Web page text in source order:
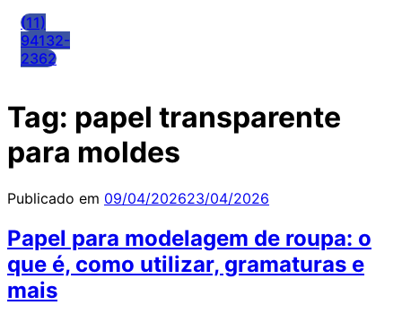
(11)
94132-
2362
Tag: papel transparente
para moldes
Publicado em 09/04/202623/04/2026
Papel para modelagem de roupa: o
que é, como utilizar, gramaturas e
mais